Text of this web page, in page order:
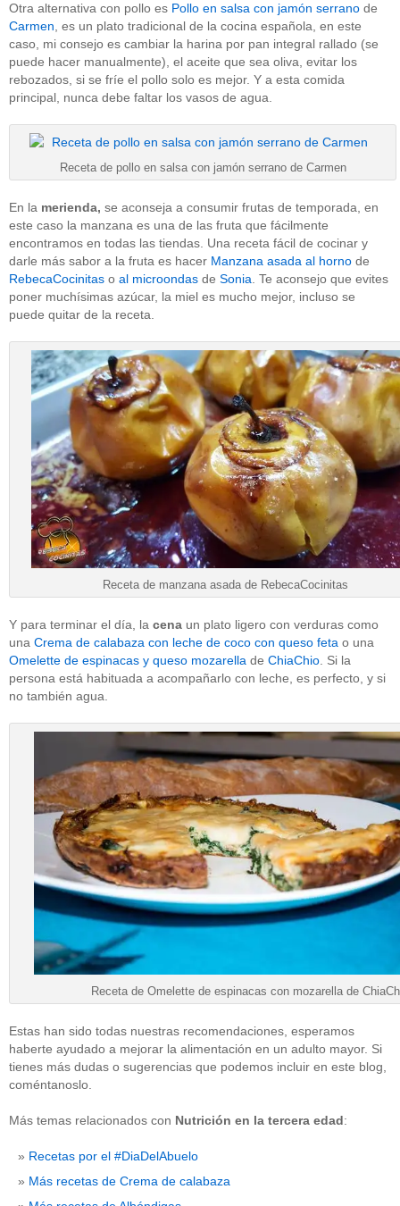
Otra alternativa con pollo es Pollo en salsa con jamón serrano de
Carmen , es un plato tradicional de la cocina española, en este
caso, mi consejo es cambiar la harina por pan integral rallado (se
puede hacer manualmente), el aceite que sea oliva, evitar los
rebozados, si se fríe el pollo solo es mejor. Y a esta comida
principal, nunca debe faltar los vasos de agua.
Receta de pollo en salsa con jamón serrano de Carmen
En la merienda, se aconseja a consumir frutas de temporada, en
este caso la manzana es una de las fruta que fácilmente
encontramos en todas las tiendas. Una receta fácil de cocinar y
darle más sabor a la fruta es hacer Manzana asada al horno de
RebecaCocinitas o al microondas de Sonia . Te aconsejo que evites
poner muchísimas azúcar, la miel es mucho mejor, incluso se
puede quitar de la receta.
Receta de manzana asada de RebecaCocinitas
Y para terminar el día, la cena un plato ligero con verduras como
una Crema de calabaza con leche de coco con queso feta o una
Omelette de espinacas y queso mozarella de ChiaChio . Si la
persona está habituada a acompañarlo con leche, es perfecto, y si
no también agua.
Receta de Omelette de espinacas con mozarella de
Estas han sido todas nuestras recomendaciones, esperamos
haberte ayudado a mejorar la alimentación en un adulto mayor. Si
tienes más dudas o sugerencias que podemos incluir en este blog,
coméntanoslo.
Más temas relacionados con Nutrición en la tercera edad:
Recetas por el #DiaDelAbuelo
Más recetas de Crema de calabaza